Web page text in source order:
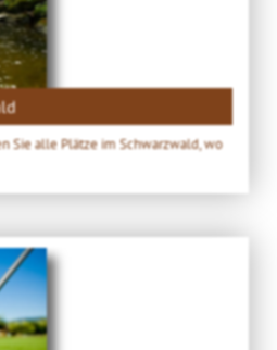
Sie alle Plätze im Schwarzwald, wo